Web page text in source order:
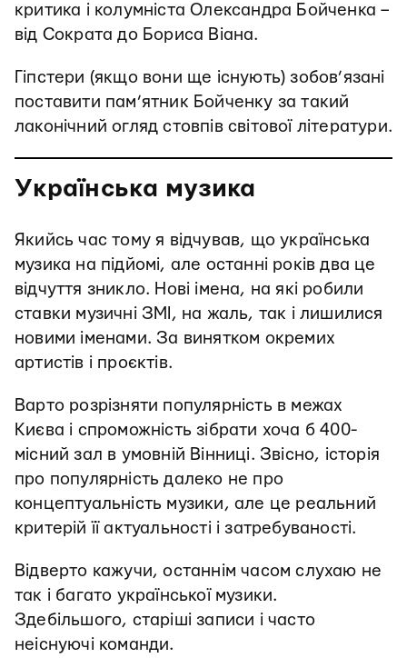
критика і колумніста Олександра Бойченка –
від Сократа до Бориса Віана.
Гіпстери (якщо вони ще існують) зобов’язані
поставити пам’ятник Бойченку за такий
лаконічний огляд стовпів світової літератури.
Українська музика
Якийсь час тому я відчував, що українська
музика на підйомі, але останні років два це
відчуття зникло. Нові імена, на які робили
ставки музичні ЗМІ, на жаль, так і лишилися
новими іменами. За винятком окремих
артистів і проєктів.
Варто розрізняти популярність в межах
Києва і спроможність зібрати хоча б 400-
місний зал в умовній Вінниці. Звісно, історія
про популярність далеко не про
концептуальність музики, але це реальний
критерій її актуальності і затребуваності.
Відверто кажучи, останнім часом слухаю не
так і багато української музики.
Здебільшого, старіші записи і часто
неіснуючі команди.